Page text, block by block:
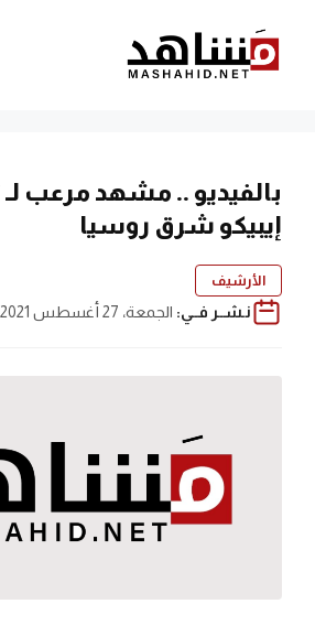
المحتوى
بالفيديو .. مشهد مرعب لـ
إيبيكو شرق روسيا
الأرشيف
نـشــر فــي: الجمعة، 27 أغسطس 2021 | 8:02 ص